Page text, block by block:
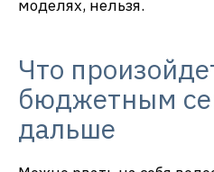
какова разница в
версии, ровно такой же по
стоить для покупателя 16
разница в 7 000 рублей,
стоимость памяти,